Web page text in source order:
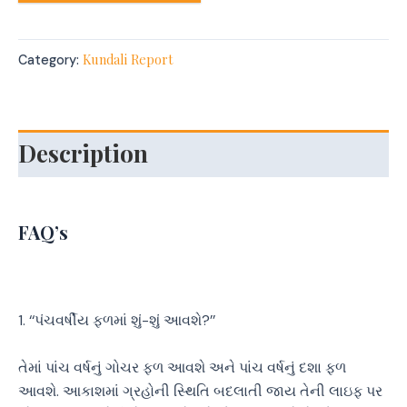
Category: Kundali Report
Description
FAQ’s
1. ‘‘પંચવર્ષીય ફળમાં શું-શું આવશે?’’
તેમાં પાંચ વર્ષનું ગોચર ફળ આવશે અને પાંચ વર્ષનું દશા ફળ
આવશે. આકાશમાં ગ્રહોની સ્થિતિ બદલાતી જાય તેની લાઇફ પર